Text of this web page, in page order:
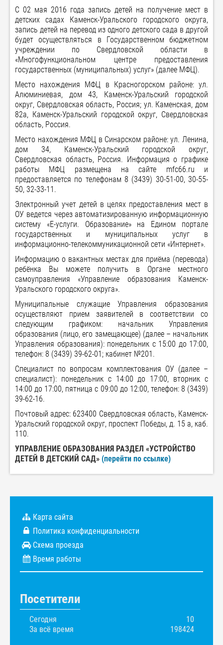
С 02 мая 2016 года запись детей на получение мест в
детских садах Каменск-Уральского городского округа,
запись детей на перевод из одного детского сада в другой
будет осуществляться в Государственном бюджетном
учреждении по Свердловской области в
«Многофункциональном центре предоставления
государственных (муниципальных) услуг» (далее МФЦ).
Место нахождения МФЦ в Красногорском районе: ул.
Алюминиевая, дом 43, Каменск-Уральский городской
округ, Свердловская область, Россия; ул. Каменская, дом
82а, Каменск-Уральский городской округ, Свердловская
область, Россия.
Место нахождения МФЦ в Синарском районе: ул. Ленина,
дом 34, Каменск-Уральский городской округ,
Свердловская область, Россия. Информация о графике
работы МФЦ размещена на сайте mfc66.ru и
предоставляется по телефонам 8 (3439) 30-51-00, 30-55-
50, 32-33-11.
Электронный учет детей в целях предоставления мест в
ОУ ведется через автоматизированную информационную
систему «Е-услуги. Образование» на Едином портале
государственных и муниципальных услуг в
информационно-телекоммуникационной сети «Интернет».
Информацию о вакантных местах для приёма (перевода)
ребёнка Вы можете получить в Органе местного
самоуправления «Управление образования Каменск-
Уральского городского округа».
Муниципальные служащие Управления образования
осуществляют прием заявителей в соответствии со
следующим графиком: начальник Управления
образования (лицо, его замещающее) (далее – начальник
Управления образования): понедельник с 15:00 до 17:00,
телефон: 8 (3439) 39-62-01; кабинет №201.
Специалист по вопросам комплектования ОУ (далее –
специалист): понедельник с 14:00 до 17:00, вторник с
14:00 до 17:00, пятница с 09:00 до 12:00, телефон: 8 (3439)
39-62-16.
Почтовый адрес: 623400 Свердловская область, Каменск-
Уральский городской округ, проспект Победы, д. 15 а, каб.
110.
УПРАВЛЕНИЕ ОБРАЗОВАНИЯ РАЗДЕЛ «УСТРОЙСТВО
ДЕТЕЙ В ДЕТСКИЙ САД» (перейти по ссылке)
Карта сайта
Политика конфиденциальности
Схема проезда
Время работы
Посетители
Сегодня
10
За всё время
198424